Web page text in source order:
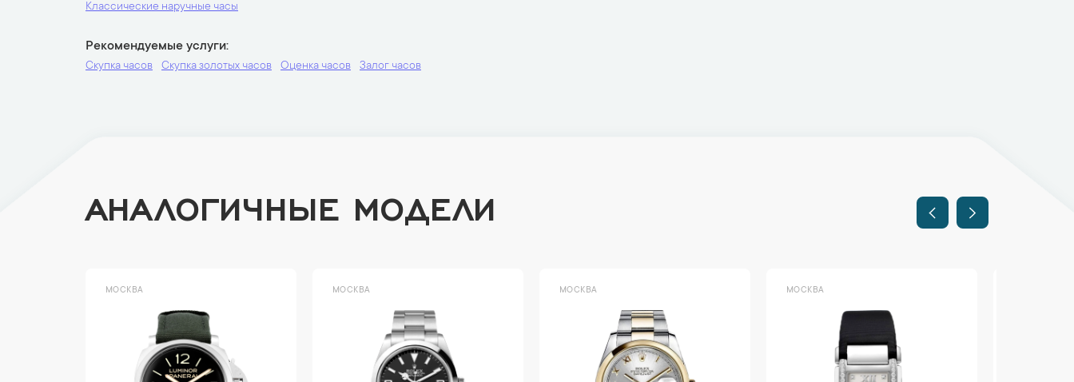
Классические наручные часы
Рекомендуемые услуги
Скупка часов Скупка золотых часов Оценка часов Залог часов
АНАЛОГИЧНЫЕ МОДЕЛИ
МОСКВА МОСКВА МОСКВА МОСКВА